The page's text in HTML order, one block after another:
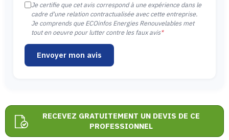
Je certifie que cet avis correspond à une expérience dans le
cadre d'une relation contractualisée avec cette entreprise.
Je comprends que ECOinfos Energies Renouvelables met
tout en oeuvre pour lutter contre les faux avis*
Envoyer mon avis
RECEVEZ GRATUITEMENT UN DEVIS DE CE
PROFESSIONNEL